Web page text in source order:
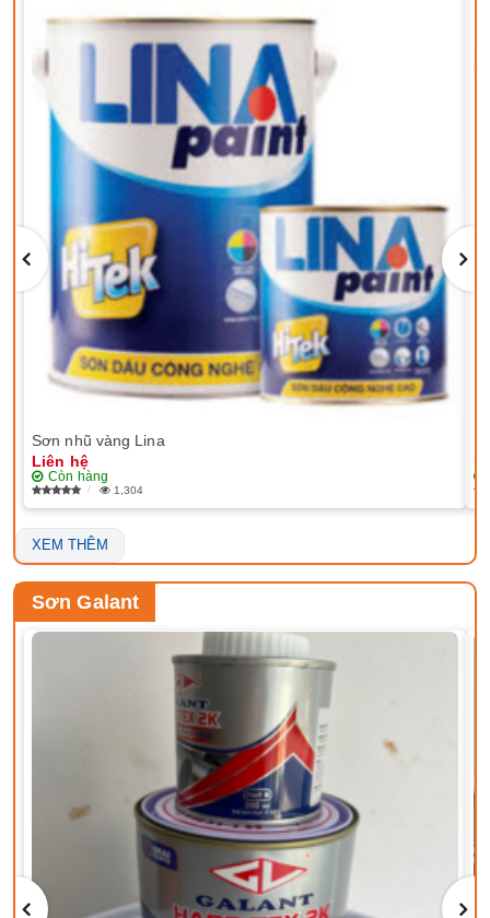
Sơn nhũ vàng Lina
Liên hệ
Còn hàng
1,304
XEM THÊM
Sơn Galant